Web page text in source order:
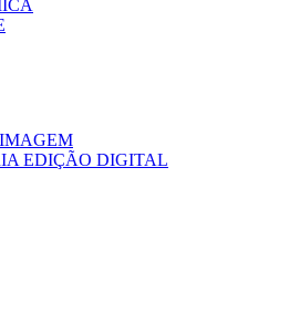
EDIÇÃO DIGITAL